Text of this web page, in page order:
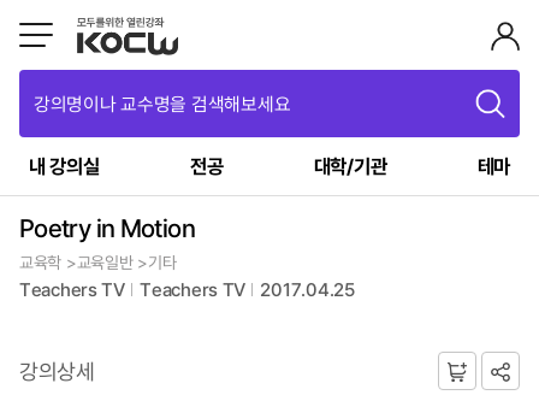
강의명이나 교수명을 검색해보세요
내 강의실 전공 대학/기관 테마
Poetry in Motion
교육학 >교육일반 >기타
Teachers TV Teachers TV 2017.04.25
강의상세